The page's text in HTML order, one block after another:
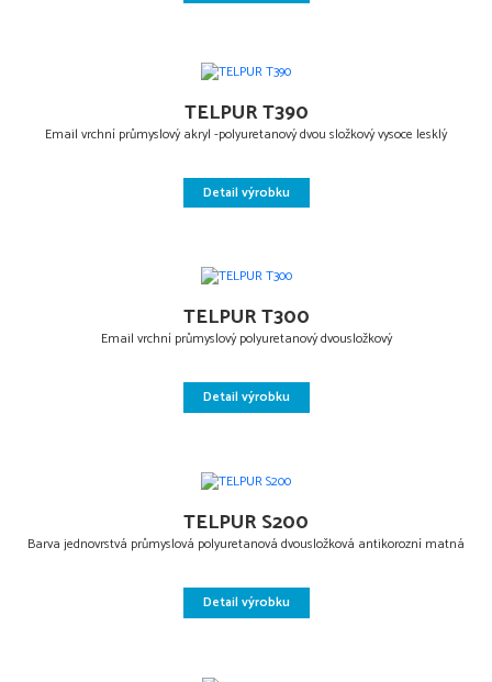
TELPUR T390
Email vrchní průmyslový akryl -polyuretanový dvou složkový vysoce lesklý
Detail výrobku
TELPUR T300
Email vrchní průmyslový polyuretanový dvousložkový
Detail výrobku
TELPUR S200
Barva jednovrstvá průmyslová polyuretanová dvousložková antikorozní matná
Detail výrobku